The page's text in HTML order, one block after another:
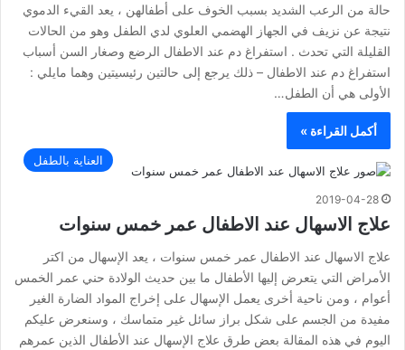
حالة من الرعب الشديد بسبب الخوف على أطفالهن ، يعد القيء الدموي
نتيجة عن نزيف في الجهاز الهضمي العلوي لدي الطفل وهو من الحالات
القليلة التي تحدث . استفراغ دم عند الاطفال الرضع وصغار السن أسباب
استفراغ دم عند الاطفال – ذلك يرجع إلى حالتين رئيسيتين وهما مايلي :
الأولى هي أن الطفل…
أكمل القراءة »
العناية بالطفل
2019-04-28
علاج الاسهال عند الاطفال عمر خمس سنوات
علاج الاسهال عند الاطفال عمر خمس سنوات ، يعد الإسهال من اكتر
الأمراض التي يتعرض إليها الأطفال ما بين حديث الولادة حني عمر الخمس
أعوام ، ومن ناحية أخرى يعمل الإسهال على إخراج المواد الضارة الغير
مفيدة من الجسم على شكل براز سائل غير متماسك ، وسنعرض عليكم
اليوم في هذه المقالة بعض طرق علاج الإسهال عند الأطفال الذين عمرهم